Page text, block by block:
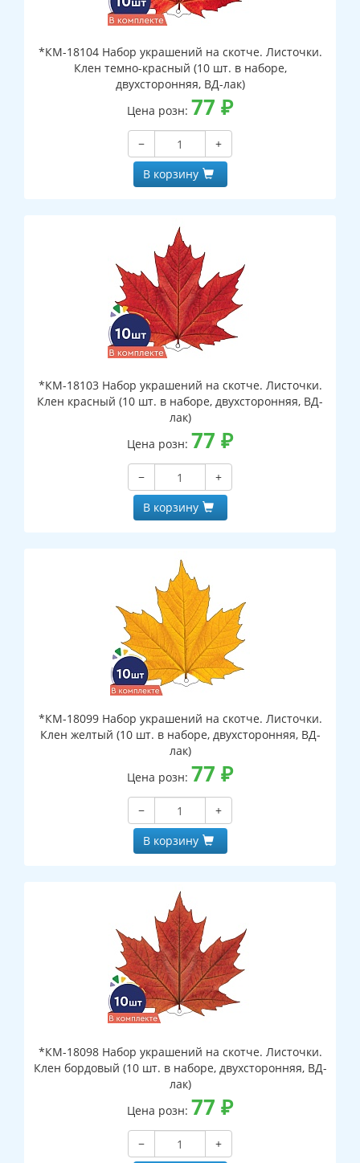
*КМ-18104 Набор украшений на скотче. Листочки.
Клен темно-красный (10 шт. в наборе,
двухсторонняя, ВД-лак)
Цена розн: 77 ₽
−
+
В корзину
*КМ-18103 Набор украшений на скотче. Листочки.
Клен красный (10 шт. в наборе, двухсторонняя, ВД-
лак)
Цена розн: 77 ₽
−
+
В корзину
*КМ-18099 Набор украшений на скотче. Листочки.
Клен желтый (10 шт. в наборе, двухсторонняя, ВД-
лак)
Цена розн: 77 ₽
−
+
В корзину
*КМ-18098 Набор украшений на скотче. Листочки.
Клен бордовый (10 шт. в наборе, двухсторонняя, ВД-
лак)
Цена розн: 77 ₽
−
+